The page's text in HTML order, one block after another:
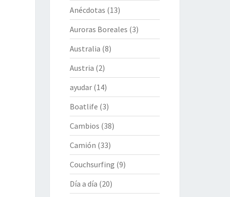
Anécdotas (13)
Auroras Boreales (3)
Australia (8)
Austria (2)
ayudar(14)
Boatlife (3)
Cambios (38)
Camión (33)
Couchsurfing (9)
Día a día (20)